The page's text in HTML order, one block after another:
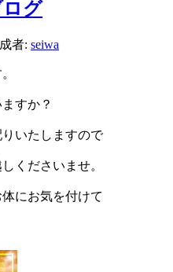
グ
者: seiwa
すか？
いたしますので
くださいませ。
にお気を付けて